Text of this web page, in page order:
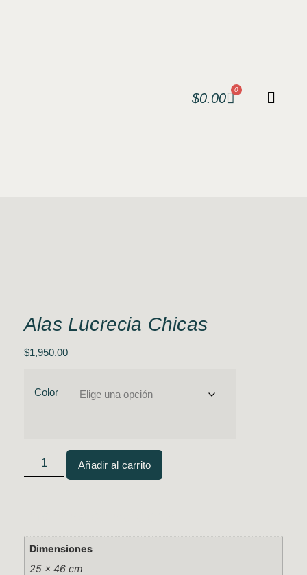
$0.00
0
Alas Lucrecia Chicas
$1,950.00
Color
Añadir al carrito
Dimensiones
25 × 46 cm